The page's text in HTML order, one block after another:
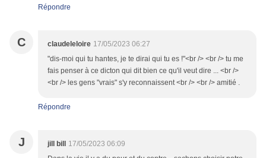
Répondre
C claudeleloire 17/05/2023 06:27
"dis-moi qui tu hantes, je te dirai qui tu es !"<br /> <br /> tu me
fais penser à ce dicton qui dit bien ce qu'il veut dire ... <br />
<br /> les gens "vrais" s'y reconnaissent <br /> <br /> amitié .
Répondre
J jill bill
17/05/2023 06:09